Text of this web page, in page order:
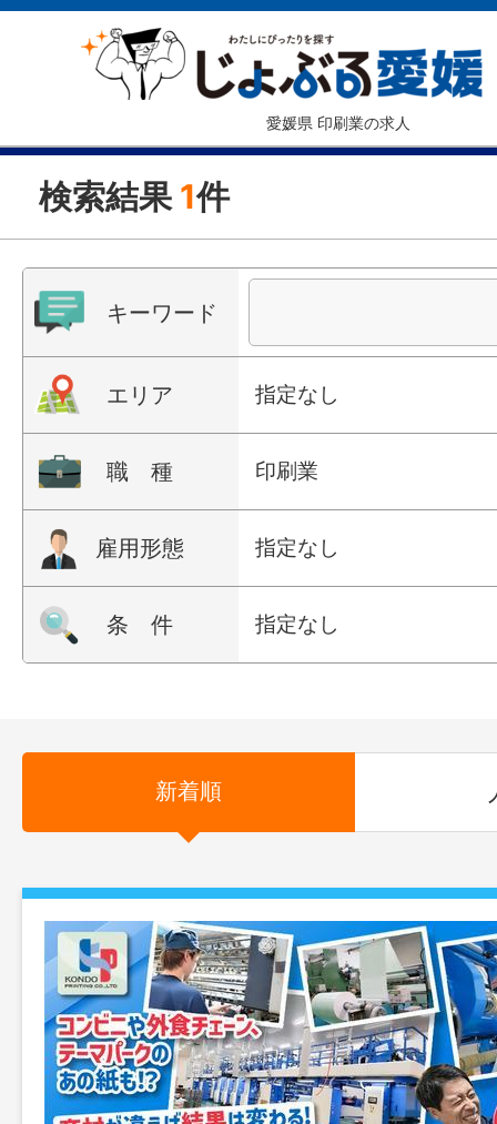
愛媛県 印刷業の求人
検索結果 1件
キーワード
エリア 指定なし
職 種 印刷業
雇用形態 指定なし
条 件 指定なし
新着順